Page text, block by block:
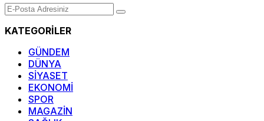
KATEGORİLER
GÜNDEM
DÜNYA
SİYASET
EKONOMİ
SPOR
MAGAZİN